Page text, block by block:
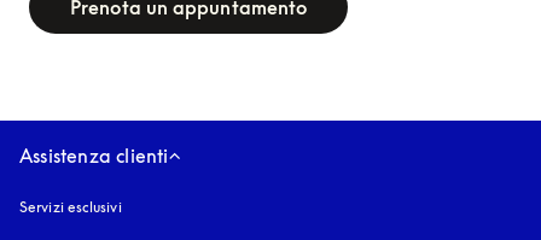
Prenota un appuntamento
Assistenza clienti
Servizi esclusivi